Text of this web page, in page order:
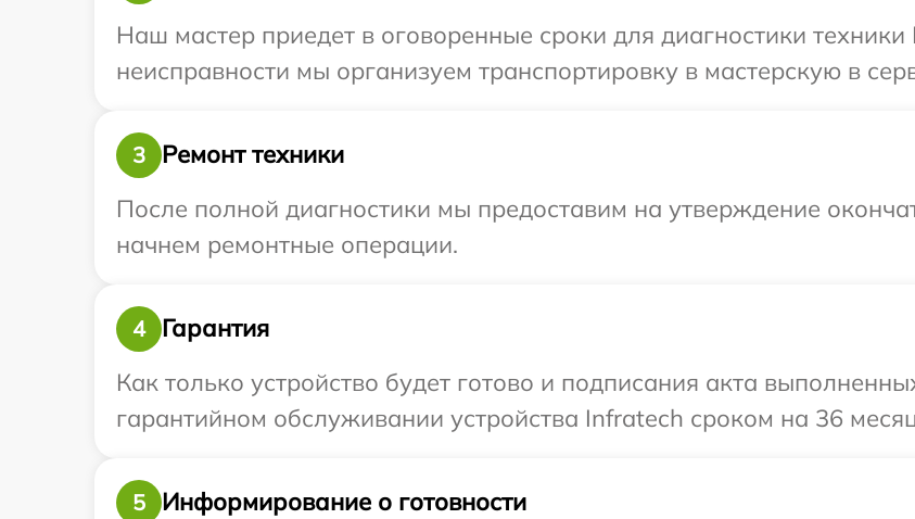
Наш мастер приедет в оговоренные сроки для диагностики
неисправности мы организуем транспортировку в мастерскую в
3
Ремонт техники
После полной диагностики мы предоставим на утверждение
начнем ремонтные операции.
4
Гарантия
Как только устройство будет готово и подписания акта
гарантийном обслуживании устройства Infratech сроком на 36
5
Информирование о готовности